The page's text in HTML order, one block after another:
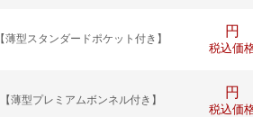
【薄型スタンダードポケット付き】 円
税込価
【薄型プレミアムボンネル付き】 円
税込価